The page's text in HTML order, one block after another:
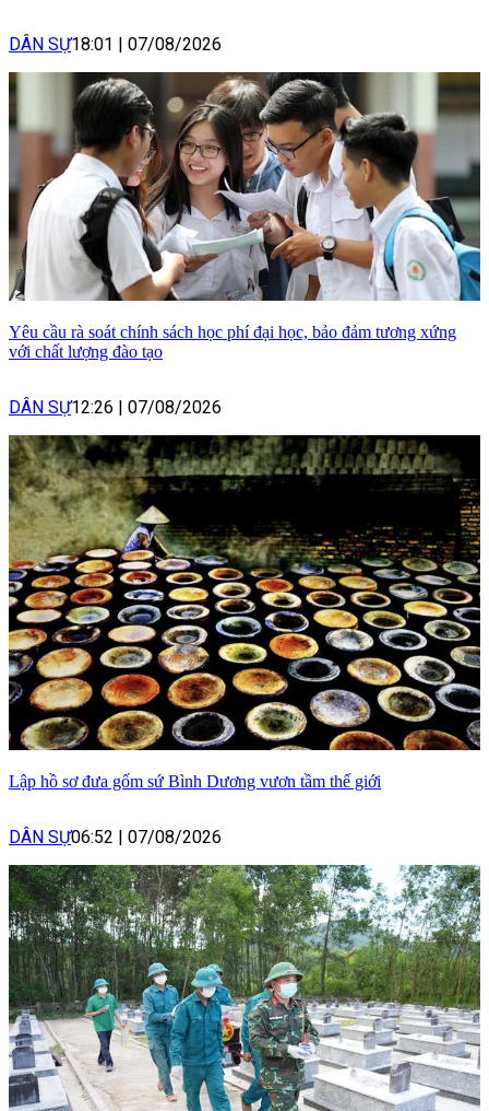
DÂN SỰ18:01 07/08/2026
Yêu cầu rà soát chính sách học phí đại học, bảo đảm tương xứng
với chất lượng đào tạo
DÂN SỰ12:26 | 07/08/2026
Lập hồ sơ đưa gốm sứ Bình Dương vươn tầm thế giới
DÂN SỰ06:52 | 07/08/2026